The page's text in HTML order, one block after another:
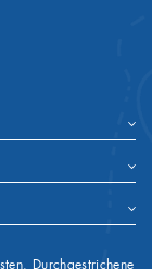
Durchgestrichene